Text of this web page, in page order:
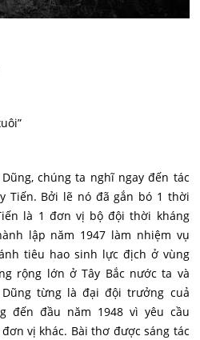
chúng ta nghĩ ngay đến tác
Tiến. Bởi lẽ nó đã gắn bó 1 thời
là 1 đơn vị bộ đội thời kháng
lập năm 1947 làm nhiệm vụ
tiêu hao sinh lực địch ở vùng
rộng lớn ở Tây Bắc nước ta và
từng là đại đội trưởng cuả
đến đầu năm 1948 vì yêu cầu
vị khác. Bài thơ được sáng tác